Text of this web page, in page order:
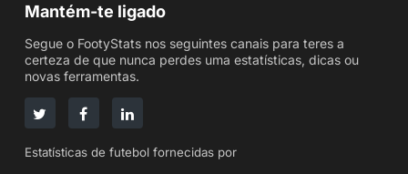
Mantém-te ligado
Segue o FootyStats nos seguintes canais para teres a
certeza de que nunca perdes uma estatísticas, dicas ou
novas ferramentas.
Estatísticas de futebol fornecidas por